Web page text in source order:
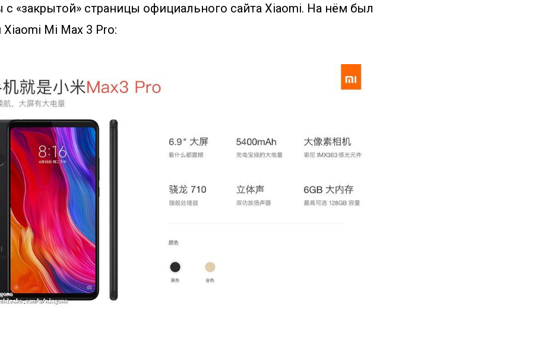
«закрытой» страницы официального сайта Xiaomi. На нём был
Xiaomi Mi Max 3 Pro: